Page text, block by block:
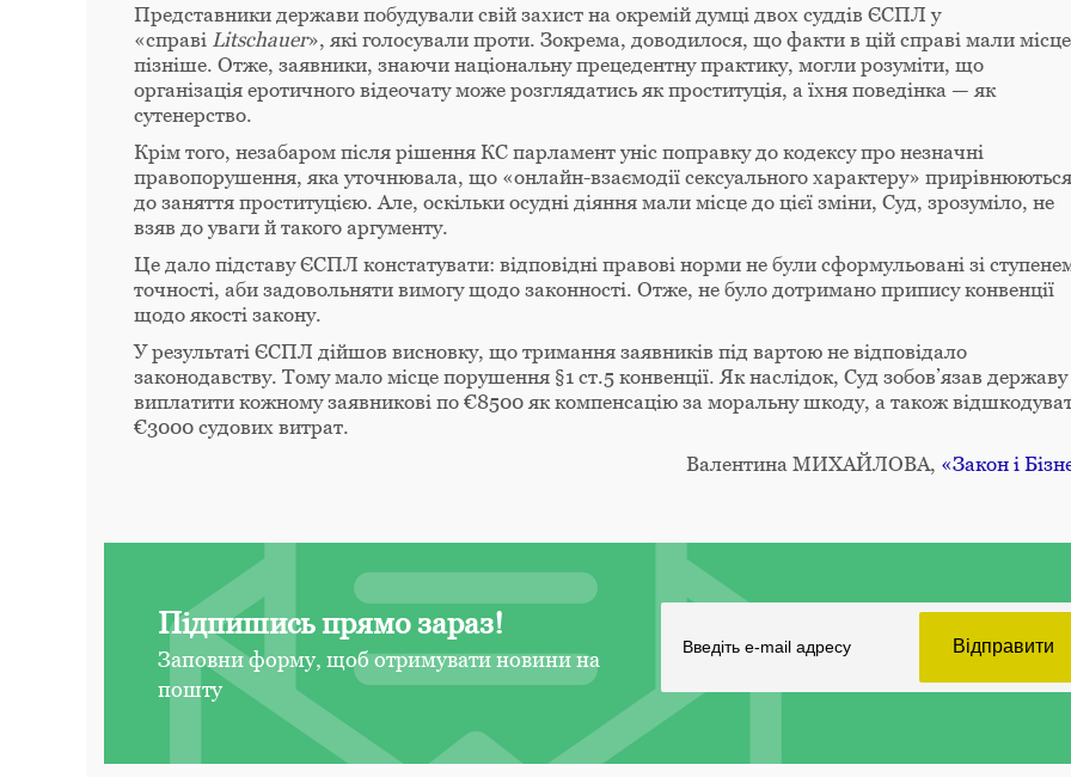
Представники держави побудували свій захист на окремій думці двох суддів ЄСПЛ у
«справі Litschauer», які голосували проти. Зокрема, доводилося, що факти в цій справі мали місце
пізніше. Отже, заявники, знаючи національну прецедентну практику, могли розуміти, що
організація еротичного відеочату може розглядатись як проституція, а їхня поведінка — як
сутенерство.
Крім того, незабаром після рішення КС парламент уніс поправку до кодексу про незначні
правопорушення, яка уточнювала, що «онлайн-взаємодії сексуального характеру» прирівнюються
до заняття проституцією. Але, оскільки осудні діяння мали місце до цієї зміни, Суд, зрозуміло, не
взяв до уваги й такого аргументу.
Це дало підставу ЄСПЛ констатувати: відповідні правові норми не були сформульовані зі
точності, аби задовольняти вимогу щодо законності. Отже, не було дотримано припису конвенції
щодо якості закону.
У результаті ЄСПЛ дійшов висновку, що тримання заявників під вартою не відповідало
законодавству. Тому мало місце порушення §1 ст.5 конвенції. Як наслідок, Суд зобов’язав державу
виплатити кожному заявникові по €8500 як компенсацію за моральну шкоду, а також
€3000 судових витрат.
Валентина МИХАЙЛОВА, «Закон і
Підпишись прямо зараз!
Заповни форму, щоб отримувати новини на
пошту